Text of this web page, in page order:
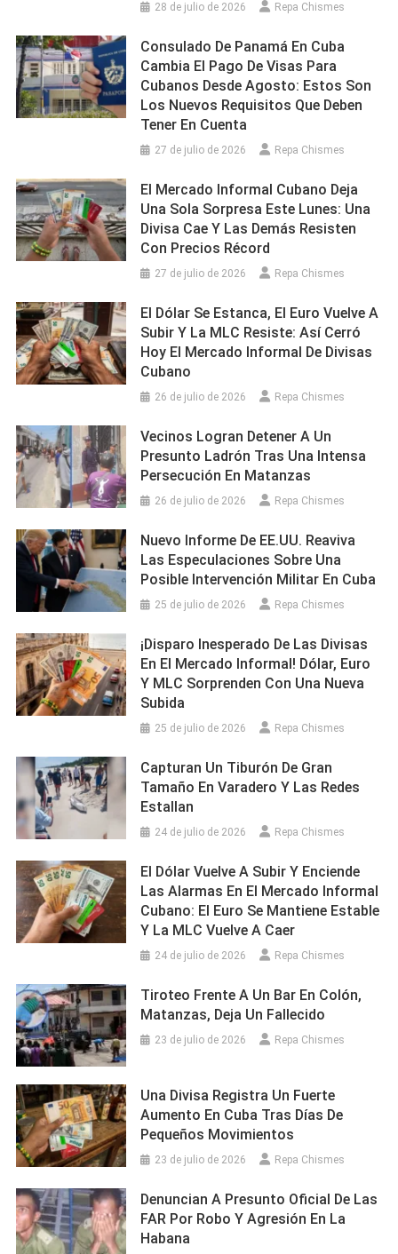
28 de julio de 2026 Repa Chismes
Consulado De Panamá En Cuba
Cambia El Pago De Visas Para
Cubanos Desde Agosto: Estos Son
Los Nuevos Requisitos Que Deben
Tener En Cuenta
27 de julio de 2026 Repa Chismes
El Mercado Informal Cubano Deja
Una Sola Sorpresa Este Lunes: Una
Divisa Cae Y Las Demás Resisten
Con Precios Récord
27 de julio de 2026 Repa Chismes
El Dólar Se Estanca, El Euro Vuelve A
Subir Y La MLC Resiste: Así Cerró
Hoy El Mercado Informal De Divisas
Cubano
26 de julio de 2026 Repa Chismes
Vecinos Logran Detener A Un
Presunto Ladrón Tras Una Intensa
Persecución En Matanzas
26 de julio de 2026 Repa Chismes
Nuevo Informe De EE.UU. Reaviva
Las Especulaciones Sobre Una
Posible Intervención Militar En Cuba
25 de julio de 2026 Repa Chismes
¡Disparo Inesperado De Las Divisas
En El Mercado Informal! Dólar, Euro
Y MLC Sorprenden Con Una Nueva
Subida
25 de julio de 2026 Repa Chismes
Capturan Un Tiburón De Gran
Tamaño En Varadero Y Las Redes
Estallan
24 de julio de 2026 Repa Chismes
El Dólar Vuelve A Subir Y Enciende
Las Alarmas En El Mercado Informal
Cubano: El Euro Se Mantiene Estable
Y La MLC Vuelve A Caer
24 de julio de 2026 Repa Chismes
Tiroteo Frente A Un Bar En Colón,
Matanzas, Deja Un Fallecido
23 de julio de 2026 Repa Chismes
Una Divisa Registra Un Fuerte
Aumento En Cuba Tras Días De
Pequeños Movimientos
23 de julio de 2026 Repa Chismes
Denuncian A Presunto Oficial De Las
FAR Por Robo Y Agresión En La
Habana